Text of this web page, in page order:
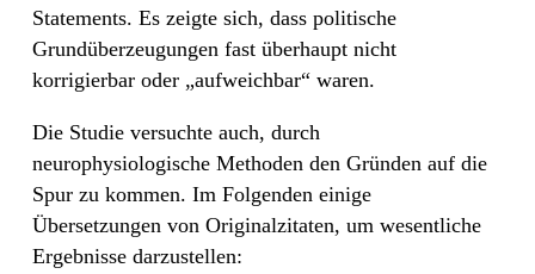
Statements. Es zeigte sich, dass politische
Grundüberzeugungen fast überhaupt nicht
korrigierbar oder „aufweichbar“ waren.
Die Studie versuchte auch, durch
neurophysiologische Methoden den Gründen auf die
Spur zu kommen. Im Folgenden einige
Übersetzungen von Originalzitaten, um wesentliche
Ergebnisse darzustellen: